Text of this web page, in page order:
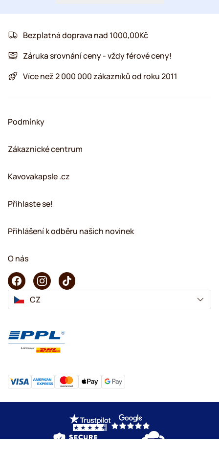
Bezplatná doprava nad 1000,00Kč
Záruka srovnání ceny - vždy férové ceny!
Více než 2 000 000 zákazníků od roku 2011
Podmínky
Zákaznické centrum
Kavovakapsle .cz
Přihlaste se!
Přihlášení k odběru našich novinek
O nás
CZ